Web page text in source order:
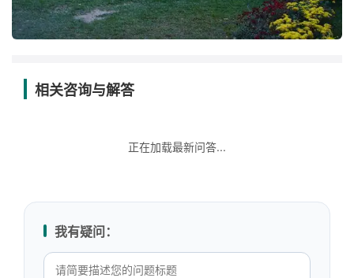
相关咨询与解答
正在加载最新问答...
我有疑问：